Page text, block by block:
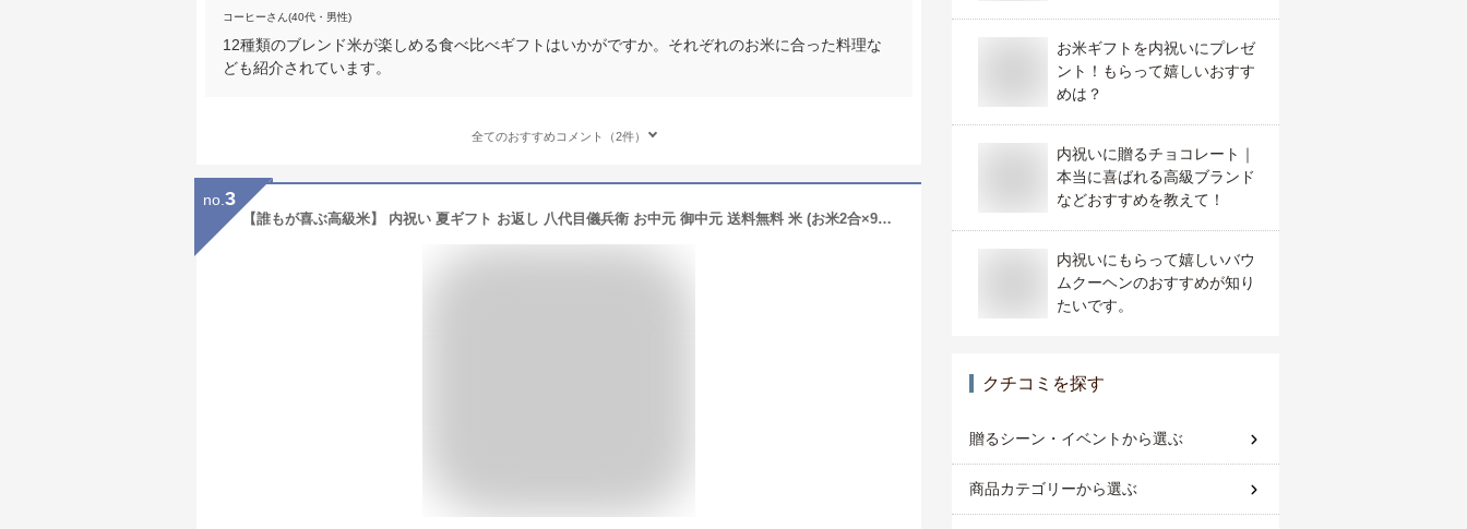
コーヒーさん(40代・男性)
12種類のブレンド米が楽しめる食べ比べギフトはいかがですか。それぞれのお米に合った料理な
ども紹介されています。
全てのおすすめコメント（2件）
no. 3
【誰もが喜ぶ高級米】 内祝い 夏ギフト お返し 八代目儀兵衛 お中元 御中元 送料無料 米 (お米2合×9個入り)「十二単 華ざかり」 | お米 入学内祝い 結婚内祝い 出産内祝い 入学祝い 結婚祝い 出産祝い 新築内祝い 内祝い 祝い
お米ギフトを内祝いにプレゼ
ント！もらって嬉しいおすす
めは？
内祝いに贈るチョコレート｜
本当に喜ばれる高級ブランド
などおすすめを教えて！
内祝いにもらって嬉しいバウ
ムクーヘンのおすすめが知り
たいです。
クチコミを探す
贈るシーン・イベントから選ぶ
商品カテゴリーから選ぶ